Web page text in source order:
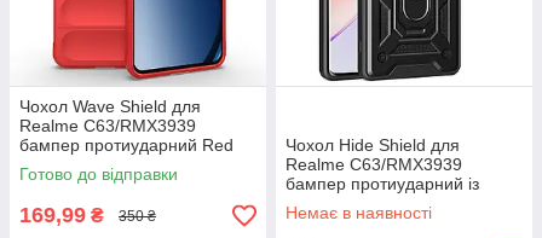
Чохол Wave Shield для
Realme C63/RMX3939
бампер протиударний Red
Готово до відправки
169,99 ₴ 350 ₴
Чохол Hide Shield для
Realme C63/RMX3939
бампер протиударний із
підставкою кільцем Black
Немає в наявності